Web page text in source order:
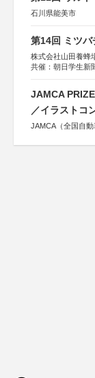
石川県能美市
第14回 ミツ
株式会社山田養蜂
共催：朝日学生新
JAMCA
／イラストコ
JAMCA（全国自動